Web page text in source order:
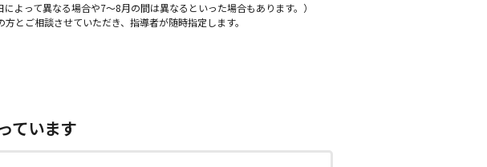
って異なる場合や7～8月の間は異なるといった場合もあります。）
とご相談させていただき、指導者が随時指定します。
ています